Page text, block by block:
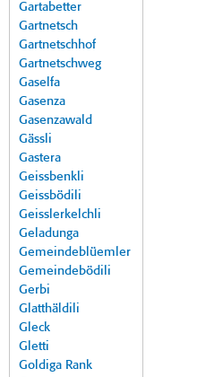
Gartabetter
Gartnetsch
Gartnetschhof
Gartnetschweg
Gaselfa
Gasenza
Gasenzawald
Gässli
Gastera
Geissbenkli
Geissbödili
Geisslerkelchli
Geladunga
Gemeindeblüemler
Gemeindebödili
Gerbi
Glatthäldili
Gleck
Gletti
Goldiga Rank